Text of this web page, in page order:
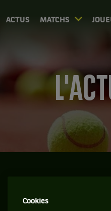
ACTUS MATCHS
Cookies